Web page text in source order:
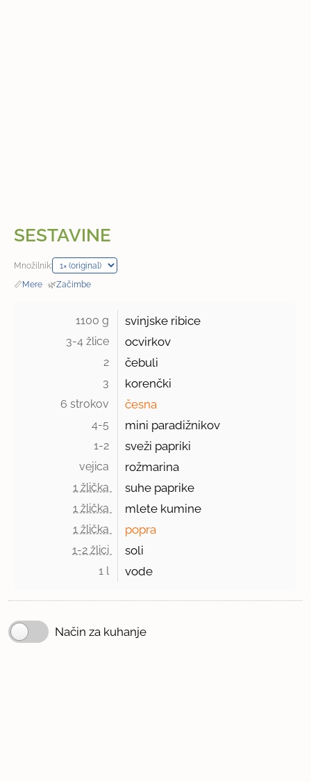
SESTAVINE
Množilnik:
📏Mere · 🌿Začimbe
1100 g svinjske ribice
3-4 žlice ocvirkov
2 čebuli
3 korenčki
6 strokov česna
4-5 mini paradižnikov
1-2 sveži papriki
vejica rožmarina
1 žlička suhe paprike
1 žlička mlete kumine
1 žlička popra
1-2 žlici soli
1 l vode
Način za kuhanje